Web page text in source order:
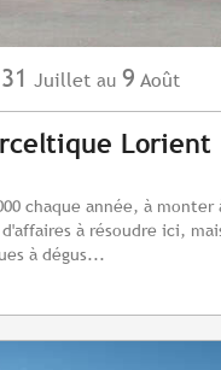
31 Juillet au 9 Août
Lorient
chaque année, à monter
à résoudre ici,
à dégus...